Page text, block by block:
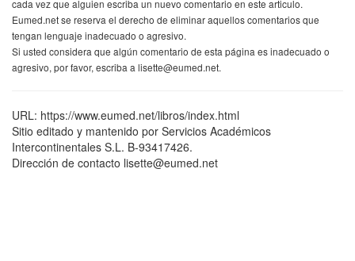
cada vez que alguien escriba un nuevo comentario en este articulo.
Eumed.net se reserva el derecho de eliminar aquellos comentarios que
tengan lenguaje inadecuado o agresivo.
Si usted considera que algún comentario de esta página es inadecuado o
agresivo, por favor, escriba a lisette@eumed.net.
URL: https://www.eumed.net/libros/index.html
Sitio editado y mantenido por Servicios Académicos
Intercontinentales S.L. B-93417426.
Dirección de contacto lisette@eumed.net